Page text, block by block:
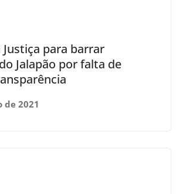
Justiça para barrar
Jalapão por falta de
de 2021